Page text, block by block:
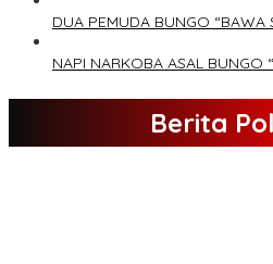
DUA PEMUDA BUNGO “BAWA
NAPI NARKOBA ASAL BUNGO
Berita